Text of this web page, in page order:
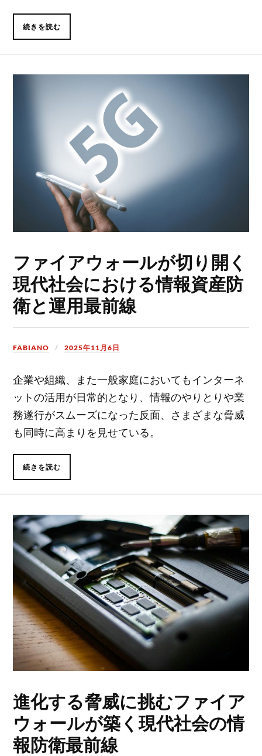
続きを読む
ファイアウォールが切り開く
現代社会における情報資産防
衛と運用最前線
FABIANO 2025年11月6日
企業や組織、また一般家庭においてもインターネ
ットの活用が日常的となり、情報のやりとりや業
務遂行がスムーズになった反面、さまざまな脅威
も同時に高まりを見せている。
続きを読む
進化する脅威に挑むファイア
ウォールが築く現代社会の情
報防衛最前線